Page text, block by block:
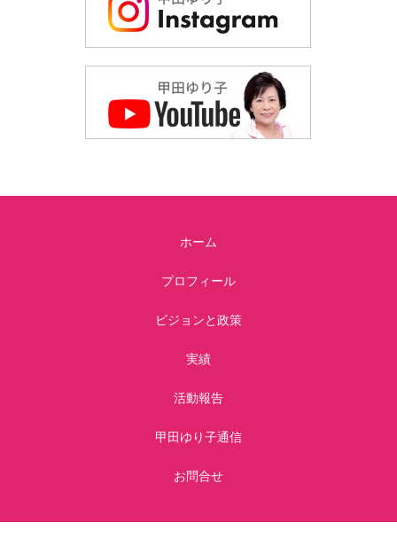
ホーム
プロフィール
ビジョンと政策
実績
活動報告
甲田ゆり子通信
お問合せ